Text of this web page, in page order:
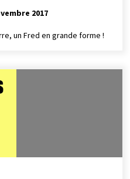
2017
un Fred en grande forme !